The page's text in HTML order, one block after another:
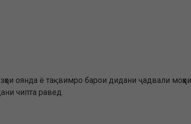
оянда ё тақвимро барои дидани ҷадвали
чипта равед.